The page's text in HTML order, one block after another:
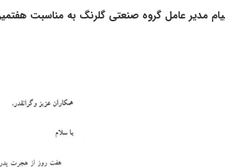
مدیر عامل گروه صنعتی گلرنگ به مناسبت